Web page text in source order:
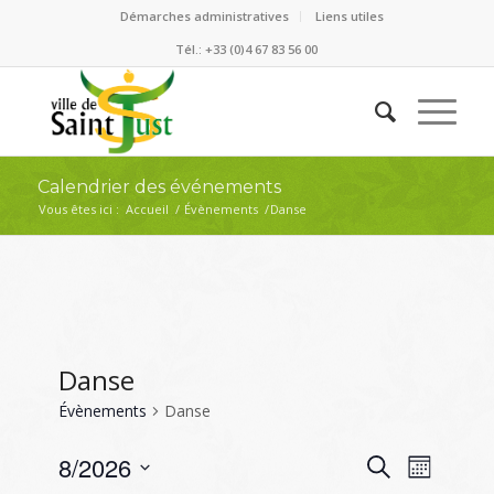
Démarches administratives
Liens utiles
Tél.: +33 (0)4 67 83 56 00
Calendrier des événements
Vous êtes ici : Accueil / Évènements /Danse
Danse
Évènements Danse
Recherche
de
Mois
8/2026